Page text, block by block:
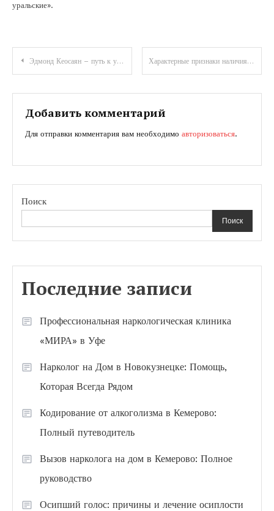
уральские».
Навигация
по
записям
Эдмонд Кеосаян – путь к успеху — биография известного актера и режиссера, его творческий путь и заслуги Характерные признаки наличия жировика на начальной стадии
Добавить комментарий
Для отправки комментария вам необходимо авторизоваться.
Поиск
Поиск
Последние записи
Профессиональная наркологическая клиника
«МИРА» в Уфе
Нарколог на Дом в Новокузнецке: Помощь,
Которая Всегда Рядом
Кодирование от алкоголизма в Кемерово:
Полный путеводитель
Вызов нарколога на дом в Кемерово: Полное
руководство
Осипший голос: причины и лечение осиплости